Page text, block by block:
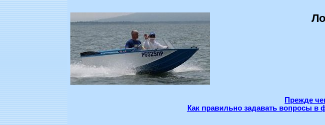
Прежде
Как правильно задавать вопросы в